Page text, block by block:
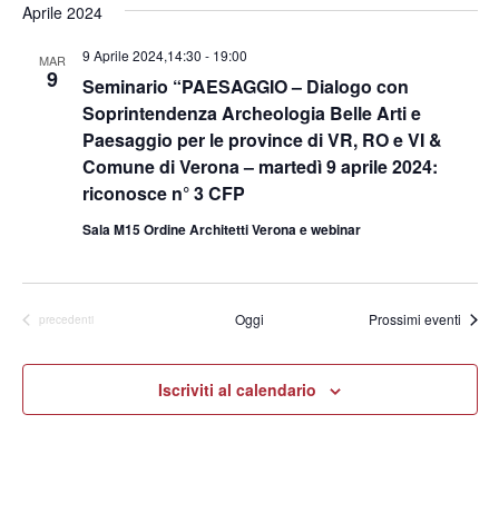
Aprile 2024
MAR
9
Seminario “PAESAGGIO – Dialogo con
Soprintendenza Archeologia Belle Arti e
Paesaggio per le province di VR, RO e VI &
Comune di Verona – martedì 9 aprile 2024:
riconosce n° 3 CFP
9 Aprile 2024,14:30 - 19:00
Sala M15 Ordine Architetti Verona e webinar
Eventi
precedenti Oggi Prossimi eventi
Iscriviti al calendario